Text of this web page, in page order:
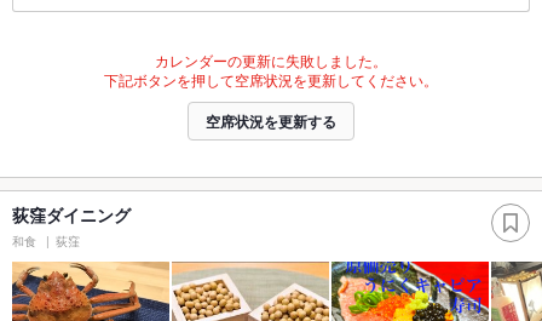
カレンダーの更新に失敗しました。
下記ボタンを押して空席状況を更新してください。
空席状況を更新する
荻窪ダイニング
和食 荻窪